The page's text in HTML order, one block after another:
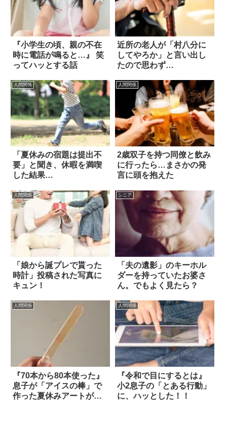
『小学生の頃、親の不在
時に電話が鳴ると…』 笑
ってハッとする話
近所の老人が「村八分に
してやろか」と言い出し
たので思わず…
人間関係
「夏休みの宿題は提出不
要」と聞き、休暇を満喫
した結果…
人間関係
2歳双子を持つ同僚と飲み
に行ったら…まさかの発
言に頭を抱えた
人間関係
「娘から誕プレで貰った
時計」投稿された写真に
キュン！
シニア
「夫の遺影」のキーホル
ダーを持っていたお婆さ
ん。でもよく見たら？
人間関係
『70本から80本使った』
息子が「アイスの棒」で
作った夏休みアートがす
人間関係
『令和で目にするとは』
小2息子の「とある行動」
に、ハッとした！！